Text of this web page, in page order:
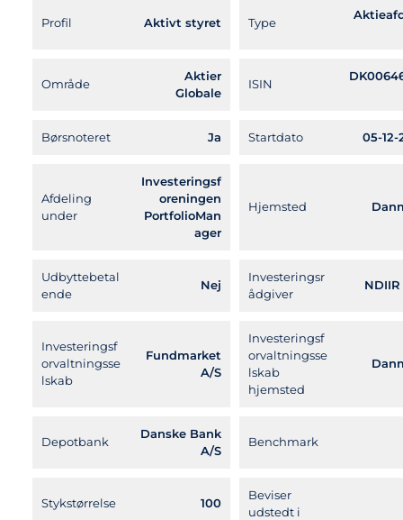
Profil Aktivt styret Type
Område
Aktier
Globale
ISIN
Børsnoteret Ja Startdato 05-12-
Afdeling
under
Investeringsf
oreningen
PortfolioMan
ager
Hjemsted
Udbyttebetal
ende
Nej
Investeringsr
ådgiver
NDIIR
Investeringsf
orvaltningsse
lskab
Fundmarket
A/S
Investeringsf
orvaltningsse
lskab
hjemsted
Depotbank
Danske Bank
A/S
Benchmark
Stykstørrelse 100
Beviser
udstedt i